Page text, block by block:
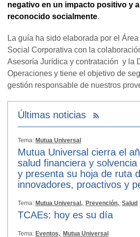
negativo en un impacto positivo y
reconocido socialmente.
La guía ha sido elaborada por el
Social Corporativa con la
Asesoría Jurídica y contratación y la
Operaciones y tiene el objetivo de
gestión responsable de nuestros
Últimas noticias
Tema: Mutua Universal
Mutua Universal cierra el
salud financiera y
y presenta su hoja de ruta
innovadores, proactivos y
Tema: Mutua Universal, Prevención, Salud
TCAEs: hoy es su día
Tema: Eventos, Mutua Universal